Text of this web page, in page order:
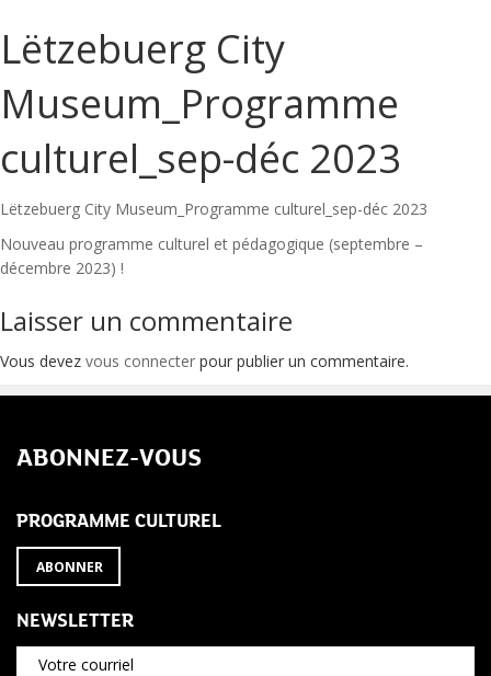
Lëtzebuerg City
Museum_Programme
culturel_sep-déc 2023
Lëtzebuerg City Museum_Programme culturel_sep-déc 2023
Navigation
l’article
Nouveau programme culturel et pédagogique (septembre –
décembre 2023) !
Laisser un commentaire
Vous devez vous connecter pour publier un commentaire.
ABONNEZ-VOUS
PROGRAMME CULTUREL
ABONNER
NEWSLETTER
Votre courriel